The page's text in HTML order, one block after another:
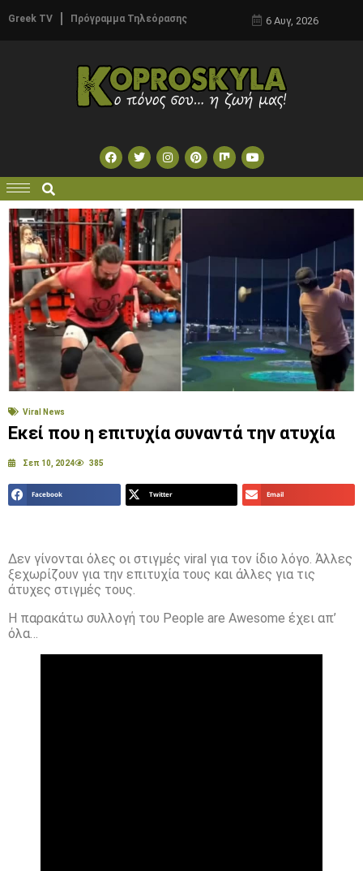
Greek TV Πρόγραμμα Τηλεόρασης 6 Αυγ, 2026
Viral News
Εκεί που η επιτυχία συναντά την ατυχία
Σεπ 10, 2024 385
Facebook Twitter Email
Δεν γίνονται όλες οι στιγμές viral για τον ίδιο λόγο. Άλλες
ξεχωρίζουν για την επιτυχία τους και άλλες για τις
άτυχες στιγμές τους.
Η παρακάτω συλλογή του People are Awesome έχει απ’
όλα…